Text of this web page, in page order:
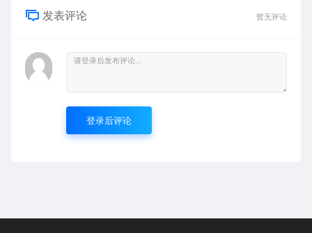
发表评论 暂无评论
登录后评论